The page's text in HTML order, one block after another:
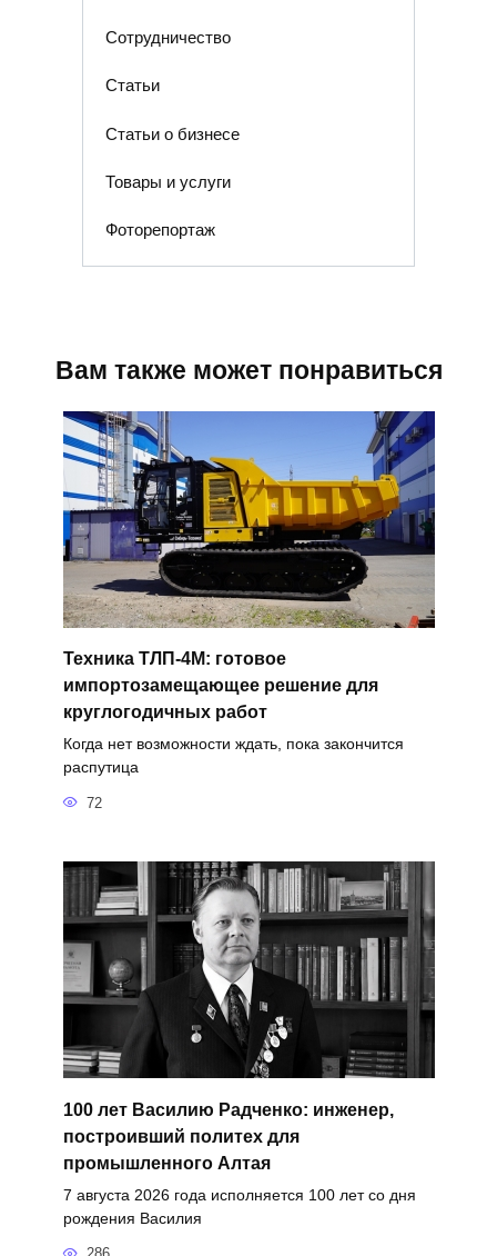
Сотрудничество
Статьи
Статьи о бизнесе
Товары и услуги
Фоторепортаж
Вам также может понравиться
Техника ТЛП-4М: готовое
импортозамещающее решение для
круглогодичных работ
Когда нет возможности ждать, пока закончится
распутица
72
100 лет Василию Радченко: инженер,
построивший политех для
промышленного Алтая
7 августа 2026 года исполняется 100 лет со дня
рождения Василия